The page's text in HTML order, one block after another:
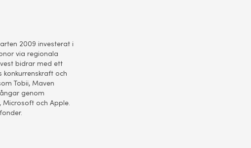
2009 investerat i
via regionala
bidrar med ett
och
Tobii, Maven
genom
Microsoft och Apple.